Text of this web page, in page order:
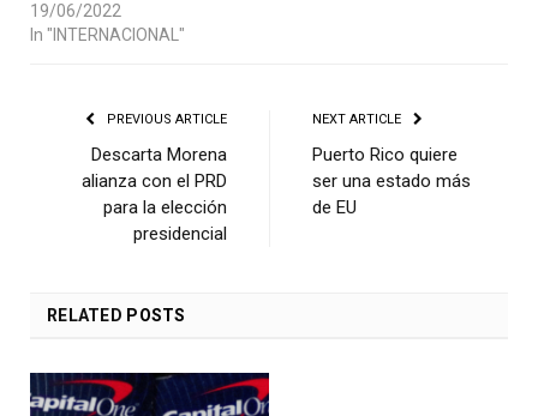
19/06/2022
In "INTERNACIONAL"
PREVIOUS ARTICLE
Descarta Morena
alianza con el PRD
para la elección
presidencial
NEXT ARTICLE
Puerto Rico quiere
ser una estado más
de EU
RELATED POSTS